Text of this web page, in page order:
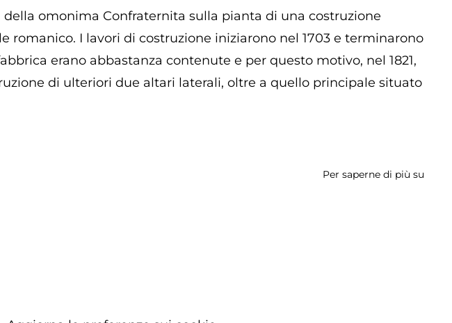
omonima Confraternita sulla pianta di una costruzione
romanico. I lavori di costruzione iniziarono nel 1703 e terminarono
erano abbastanza contenute e per questo motivo, nel 1821,
di ulteriori due altari laterali, oltre a quello principale situato
Per saperne di più su